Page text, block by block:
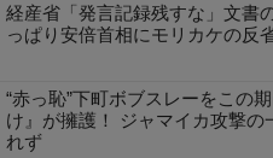
経産省「発言記録残すな」文書
っぱり安倍首相にモリカケの反
“赤っ恥”下町ボブスレーをこの
け』が擁護！ ジャマイカ攻撃
れず